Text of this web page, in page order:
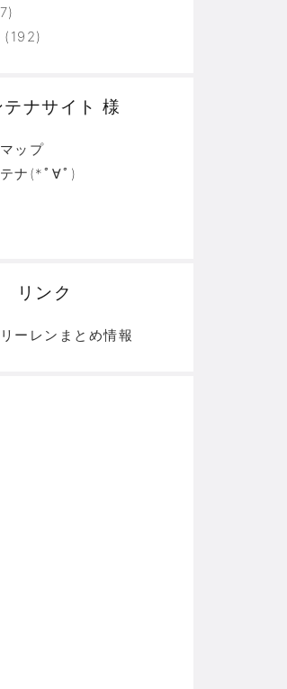
日々を思い出そう
(192)
テナサイト 様
ップ
ナ(*ﾟ∀ﾟ)
リンク
ーレンまとめ情報